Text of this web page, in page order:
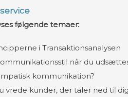
følgende temaer:
i Transaktionsanalysen
når du
kommunikation?
vrede kunder, der taler ned til dig